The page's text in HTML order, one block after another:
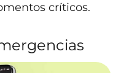
críticos.